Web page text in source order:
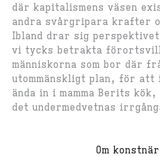
där kapitalismens väsen
andra svårgripara krafter
Ibland drar sig
vi tycks betrakta
människorna som bor där
utommänskligt plan, för att
ända in i mamma Berits
det undermedvetnas
Om